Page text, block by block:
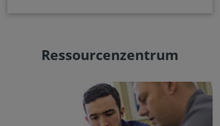
Ressourcenzentrum